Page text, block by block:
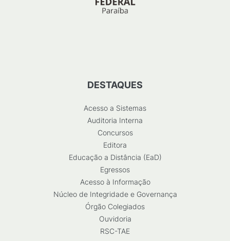
DESTAQUES
Acesso a Sistemas
Auditoria Interna
Concursos
Editora
Educação a Distância (EaD)
Egressos
Acesso à Informação
Núcleo de Integridade e Governança
Órgão Colegiados
Ouvidoria
RSC-TAE